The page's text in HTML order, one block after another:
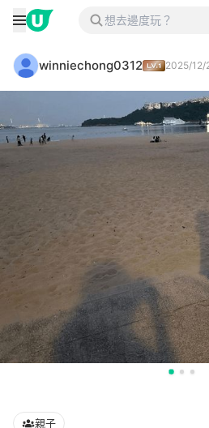
winniechong0312 2025/12/
親子